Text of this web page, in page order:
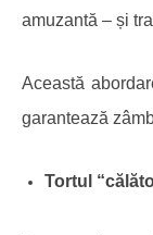
amuzantă – și
Această
garantează
Tortul “c